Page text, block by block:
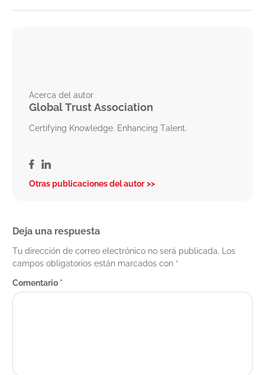
Acerca del autor
Global Trust Association
Certifying Knowledge. Enhancing Talent.
Otras publicaciones del autor
Deja una respuesta
Tu dirección de correo electrónico no será publicada.
Los
campos obligatorios están marcados con *
Comentario *